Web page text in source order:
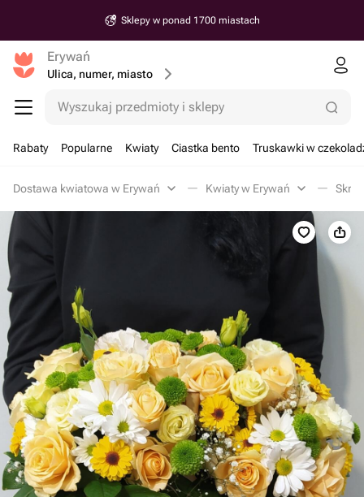
Sklepy w ponad 1700 miastach
Erywań
Ulica, numer, miasto
Wyszukaj przedmioty i sklepy
Rabaty Popularne Kwiaty Ciastka bento Truskawki w
Dostawa kwiatowa w Erywań Kwiaty w Erywań